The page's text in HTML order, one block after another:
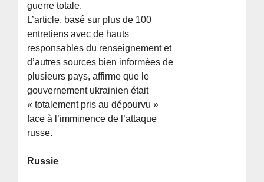
guerre totale.
L’article, basé sur plus de 100
entretiens avec de hauts
responsables du renseignement et
d’autres sources bien informées de
plusieurs pays, affirme que le
gouvernement ukrainien était
« totalement pris au dépourvu »
face à l’imminence de l’attaque
russe.
Russie